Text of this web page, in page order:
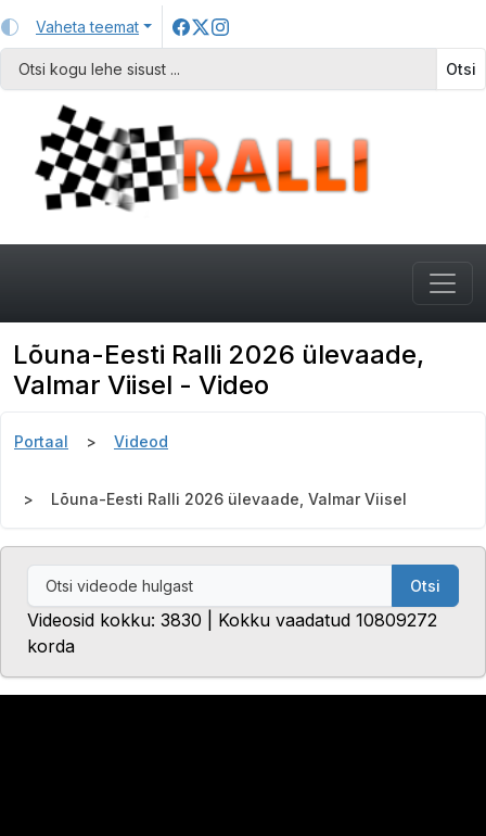
Vaheta teemat
Otsi
Lõuna-Eesti Ralli 2026 ülevaade,
Valmar Viisel - Video
Portaal Videod
Lõuna-Eesti Ralli 2026 ülevaade, Valmar Viisel
Otsi
Videosid kokku: 3830 | Kokku vaadatud 10809272
korda